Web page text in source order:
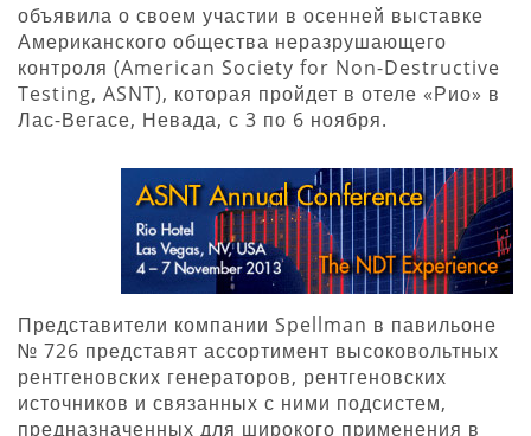
объявила о своем участии в осенней выставке
Американского общества неразрушающего
контроля (American Society for Non-Destructive
Testing, ASNT), которая пройдет в отеле «Рио» в
Лас-Вегасе, Невада, с 3 по 6 ноября.
Представители компании Spellman в павильоне
№ 726 представят ассортимент высоковольтных
рентгеновских генераторов, рентгеновских
источников и связанных с ними подсистем,
предназначенных для широкого применения в